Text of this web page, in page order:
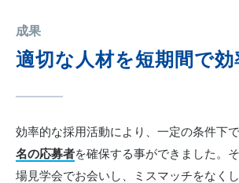
成果
適切な人材を短期間で効
効率的な採用活動により、一定の条件下で
名の応募者を確保する事ができました。
場見学会でお会いし、ミスマッチをなくし